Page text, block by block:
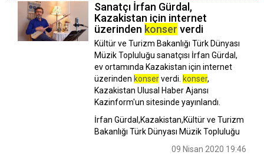
Sanatçı İrfan Gürdal,
Kazakistan için internet
üzerinden konser verdi
Kültür ve Turizm Bakanlığı Türk Dünyası
Müzik Topluluğu sanatçısı İrfan Gürdal,
ev ortamında Kazakistan için internet
üzerinden konserverdi. konser,
Kazakistan Ulusal Haber Ajansı
Kazinform'un sitesinde yayınlandı.
İrfan Gürdal,Kazakistan,Kültür ve Turizm
Bakanlığı Türk Dünyası Müzik Topluluğu
09 Nisan 2020 19:46